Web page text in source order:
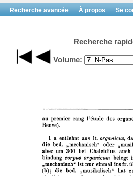
Recherche avancée À propos Se
Recherche
Volume: